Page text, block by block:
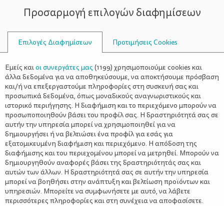
ΣΥΜΒΟΥΛΟΙ
ΟΙΚΟΓΈΝΕΙΑ
ΚΟΚΚΙΝΟ ΚΡΕΑΣ: Απαραίτητο
αλλά με μέτρο
Προσαρμογή επιλογών διαφημίσεων
Επιλογές Διαφημίσεων Προτιμήσεις Cookies
Εμείς καιοι συνεργάτες μας (1199) χρησιμοποιούμε cookies και
άλλα δεδομένα για να αποθηκεύσουμε, να αποκτήσουμε πρόσβαση
και/ή να επεξεργαστούμε πληροφορίες στη συσκευή σας και
προσωπικά δεδομένα, όπως μοναδικούς αναγνωριστικούς και
ιστορικό περιήγησης. Η διαφήμιση και το περιεχόμενο μπορούν να
προσωποποιηθούν βάσει του προφίλ σας. Η δραστηριότητά σας σε
αυτήν την υπηρεσία μπορεί να χρησιμοποιηθεί για να
δημιουργήσει ή να βελτιώσει ένα προφίλ για εσάς για
εξατομικευμένη διαφήμιση και περιεχόμενο. Η απόδοση της
διαφήμισης και του περιεχομένου μπορεί να μετρηθεί. Μπορούν να
δημιουργηθούν αναφορές βάσει της δραστηριότητάς σας και
αυτών των άλλων. Η δραστηριότητά σας σε αυτήν την υπηρεσία
μπορεί να βοηθήσει στην ανάπτυξη και βελτίωση προϊόντων και
υπηρεσιών. Μπορείτε να συμφωνήσετε με αυτό, να λάβετε
περισσότερες πληροφορίες και στη συνέχεια να αποφασίσετε.